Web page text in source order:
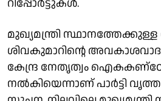
റിപ്പോർട്ടുകൾ.
മുഖ്യമന്ത്രി സ്ഥാനത്തേക്കുള്ള
ശിവകുമാറിന്റെ
കേന്ദ്ര നേതൃത്വം
നല്‍കിയെന്നാണ് പാര്‍ട്ടി